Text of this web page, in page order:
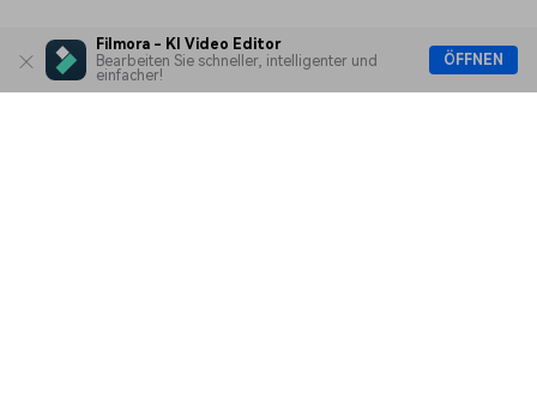
Filmora - KI Video Editor
Bearbeiten Sie schneller, intelligenter und
einfacher!
ÖFFNEN